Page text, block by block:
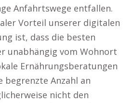
Anfahrtswege entfallen.
Vorteil unserer digitalen
ist, dass die besten
unabhängig vom Wohnort
Ernährungsberatungen
begrenzte Anzahl an
nicht den